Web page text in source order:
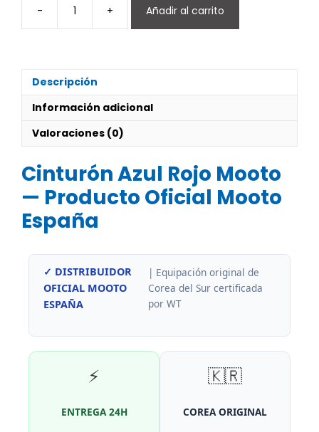
-
Cinturón
Azul
+ Añadir al carrito
Descripción
Información adicional
Valoraciones (0)
Cinturón Azul Rojo Mooto
— Producto Oficial Mooto
España
✓ DISTRIBUIDOR
OFICIAL MOOTO
ESPAÑA
| Equipación original de
Corea del Sur certificada
por WT
⚡
ENTREGA 24H
🇰🇷
COREA ORIGINAL